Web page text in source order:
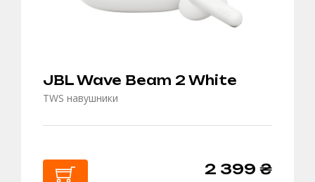
JBL Wave Beam 2 White
TWS навушники
2 399 ₴